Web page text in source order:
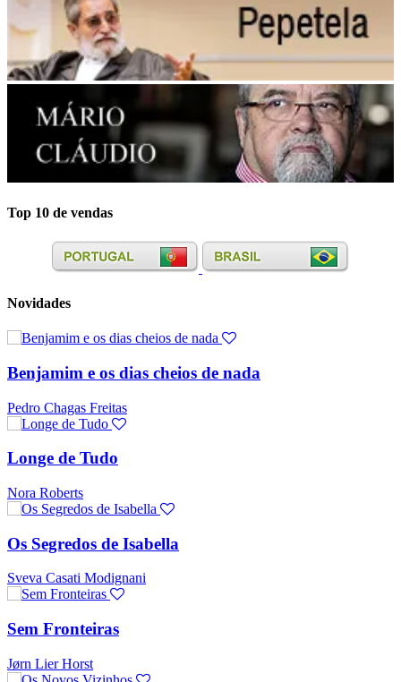
Top 10 de vendas
Novidades
Benjamim e os dias cheios de nada
Pedro Chagas Freitas
Longe de Tudo
Nora Roberts
Os Segredos de Isabella
Sveva Casati Modignani
Sem Fronteiras
Jørn Lier Horst